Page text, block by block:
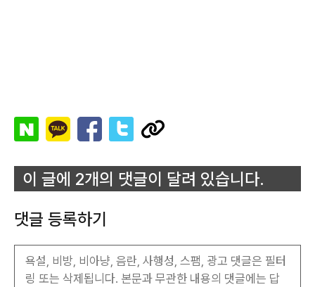
이 글에 2개의 댓글이 달려 있습니다.
댓글 등록하기